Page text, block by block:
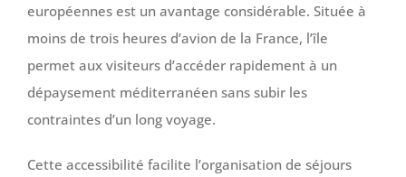
européennes est un avantage considérable. Située à
moins de trois heures d’avion de la France, l’île
permet aux visiteurs d’accéder rapidement à un
dépaysement méditerranéen sans subir les
contraintes d’un long voyage.
Cette accessibilité facilite l’organisation de séjours